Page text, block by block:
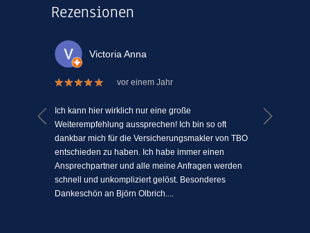
Rezensionen
Victoria Anna
vor einem Jahr
Ich kann hier wirklich nur eine große
Weiterempfehlung aussprechen! Ich bin so oft
dankbar mich für die Versicherungsmakler von TBO
entschieden zu haben. Ich habe immer einen
Ansprechpartner und alle meine Anfragen werden
schnell und unkompliziert gelöst. Besonderes
Dankeschön an Björn Olbrich....